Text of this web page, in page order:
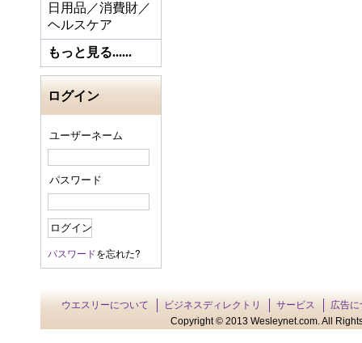
日用品／消費財／
ヘルスケア
もっと見る......
ログイン
ユーザーネーム
パスワード
パスワードを忘れた?
ウエスリーについて ビジネスディレクトリ サービス
広告に
Copyright © 2013 Wesleynet.com. All